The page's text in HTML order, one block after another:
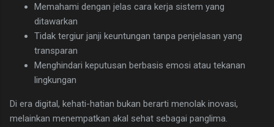
Memahami dengan jelas cara kerja sistem yang
ditawarkan
Tidak tergiur janji keuntungan tanpa penjelasan yang
transparan
Menghindari keputusan berbasis emosi atau tekanan
lingkungan
Di era digital, kehati-hatian bukan berarti menolak inovasi,
melainkan menempatkan akal sehat sebagai panglima.